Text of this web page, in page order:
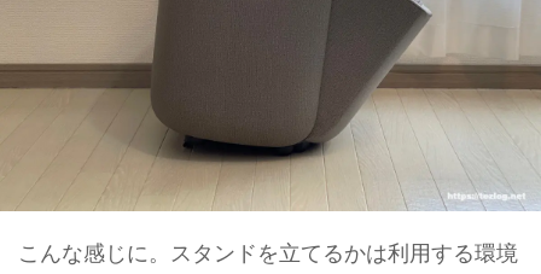
こんな感じに。スタンドを立てるかは利用する環境